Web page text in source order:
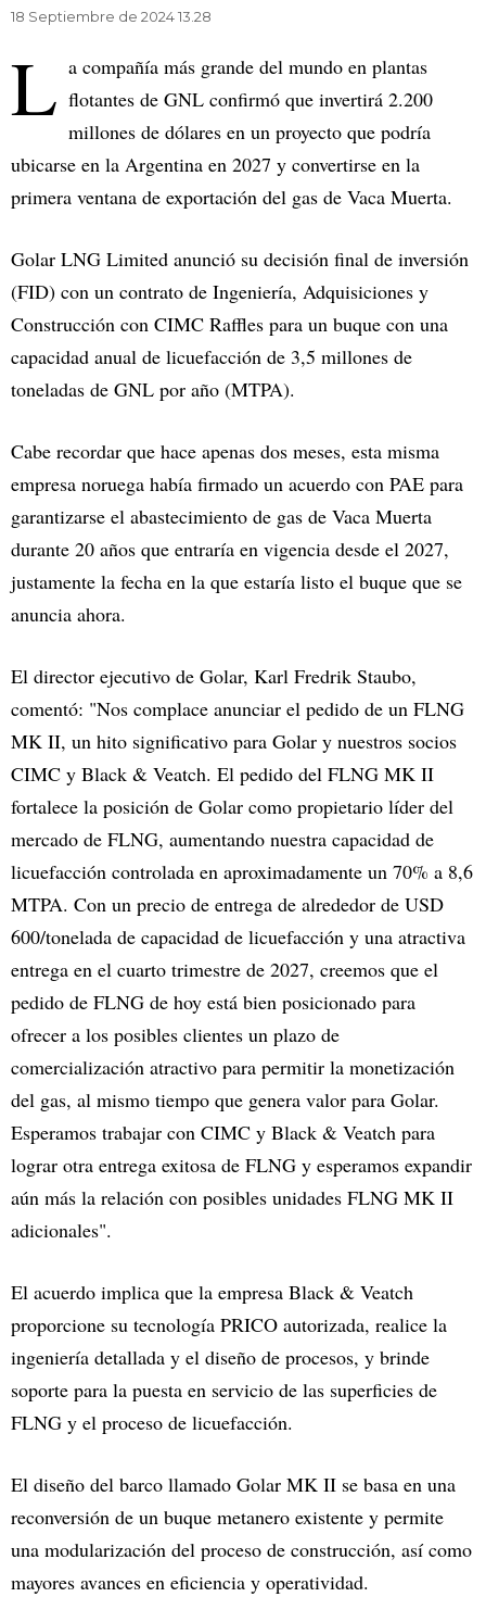
18 Septiembre de 2024 13.28
L a compañía más grande del mundo en plantas
flotantes de GNL confirmó que invertirá 2.200
millones de dólares en un proyecto que podría
ubicarse en la Argentina en 2027 y convertirse en la
primera ventana de exportación del gas de Vaca Muerta.
Golar LNG Limited anunció su decisión final de inversión
(FID) con un contrato de Ingeniería, Adquisiciones y
Construcción con CIMC Raffles para un buque con una
capacidad anual de licuefacción de 3,5 millones de
toneladas de GNL por año (MTPA).
Cabe recordar que hace apenas dos meses, esta misma
empresa noruega había firmado un acuerdo con PAE para
garantizarse el abastecimiento de gas de Vaca Muerta
durante 20 años que entraría en vigencia desde el 2027,
justamente la fecha en la que estaría listo el buque que se
anuncia ahora.
El director ejecutivo de Golar, Karl Fredrik Staubo,
comentó: "Nos complace anunciar el pedido de un FLNG
MK II, un hito significativo para Golar y nuestros socios
CIMC y Black & Veatch. El pedido del FLNG MK II
fortalece la posición de Golar como propietario líder del
mercado de FLNG, aumentando nuestra capacidad de
licuefacción controlada en aproximadamente un 70% a 8,6
MTPA. Con un precio de entrega de alrededor de USD
600/tonelada de capacidad de licuefacción y una atractiva
entrega en el cuarto trimestre de 2027, creemos que el
pedido de FLNG de hoy está bien posicionado para
ofrecer a los posibles clientes un plazo de
comercialización atractivo para permitir la monetización
del gas, al mismo tiempo que genera valor para Golar.
Esperamos trabajar con CIMC y Black & Veatch para
lograr otra entrega exitosa de FLNG y esperamos expandir
aún más la relación con posibles unidades FLNG MK II
adicionales".
El acuerdo implica que la empresa Black & Veatch
proporcione su tecnología PRICO autorizada, realice la
ingeniería detallada y el diseño de procesos, y brinde
soporte para la puesta en servicio de las superficies de
FLNG y el proceso de licuefacción.
El diseño del barco llamado Golar MK II se basa en una
reconversión de un buque metanero existente y permite
una modularización del proceso de construcción, así como
mayores avances en eficiencia y operatividad.